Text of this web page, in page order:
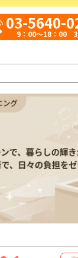
03-5640-
9：00～18：00